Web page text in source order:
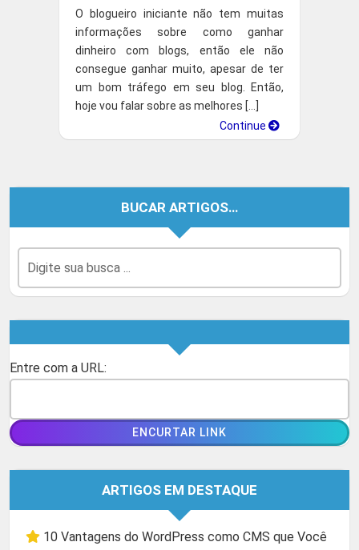
O blogueiro iniciante não tem muitas
informações sobre como ganhar
dinheiro com blogs, então ele não
consegue ganhar muito, apesar de ter
um bom tráfego em seu blog. Então,
hoje vou falar sobre as melhores […]
Continue
BUCAR ARTIGOS…
Entre com a URL:
ARTIGOS EM DESTAQUE
10 Vantagens do WordPress como CMS que Você